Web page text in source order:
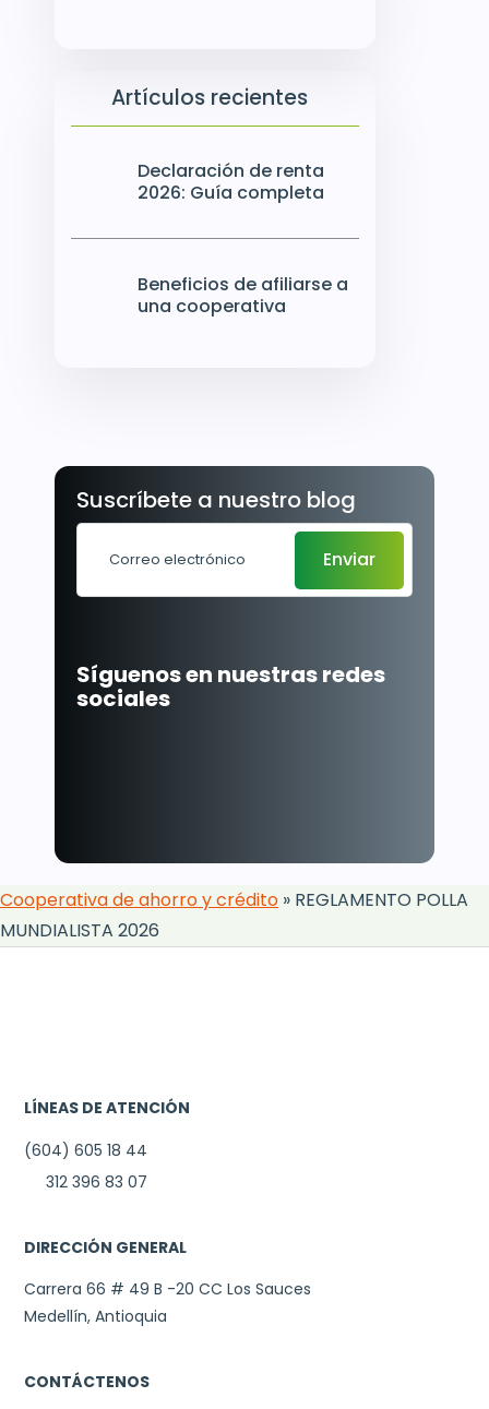
Artículos recientes
Declaración de renta
2026: Guía completa
Beneficios de afiliarse a
una cooperativa
Suscríbete a nuestro blog
Síguenos en nuestras redes
sociales
Cooperativa de ahorro y crédito » REGLAMENTO POLLA
MUNDIALISTA 2026
LÍNEAS DE ATENCIÓN
(604) 605 18 44
312 396 83 07
DIRECCIÓN GENERAL
Carrera 66 # 49 B -20 CC Los Sauces
Medellín, Antioquia
CONTÁCTENOS